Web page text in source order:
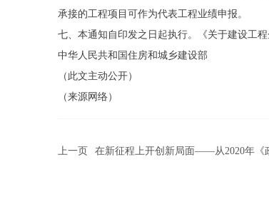
承接的工程项目可作为代表工程业绩申报。
七、本通知自印发之日起执行。《关于建设工
中华人民共和国住房和城乡建设部
（此文主动公开）
（来源网络）
上一页
在新征程上开创新局面——从2020年《